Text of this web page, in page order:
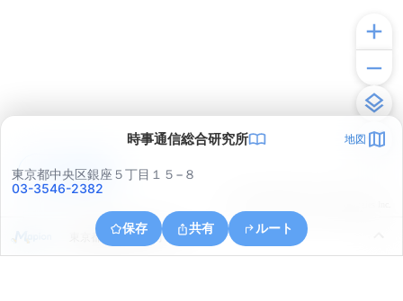
時事通信総合研究所 地図
東京都中央区銀座５丁目１５−８
03-3546-2382
保存 共有 ルート
東京都港区港南５丁目
アプリで見る